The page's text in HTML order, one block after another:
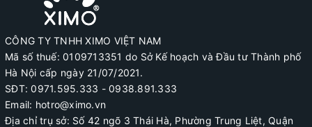
CÔNG TY TNHH XIMO VIỆT NAM
Mã số thuế: 0109713351 do Sở Kế hoạch và Đầu tư Thành phố
Hà Nội cấp ngày 21/07/2021.
SĐT: 0971.595.333 - 0938.891.333
Email: hotro@ximo.vn
Địa chỉ trụ sở: Số 42 ngõ 3 Thái Hà, Phường Trung Liệt, Quận